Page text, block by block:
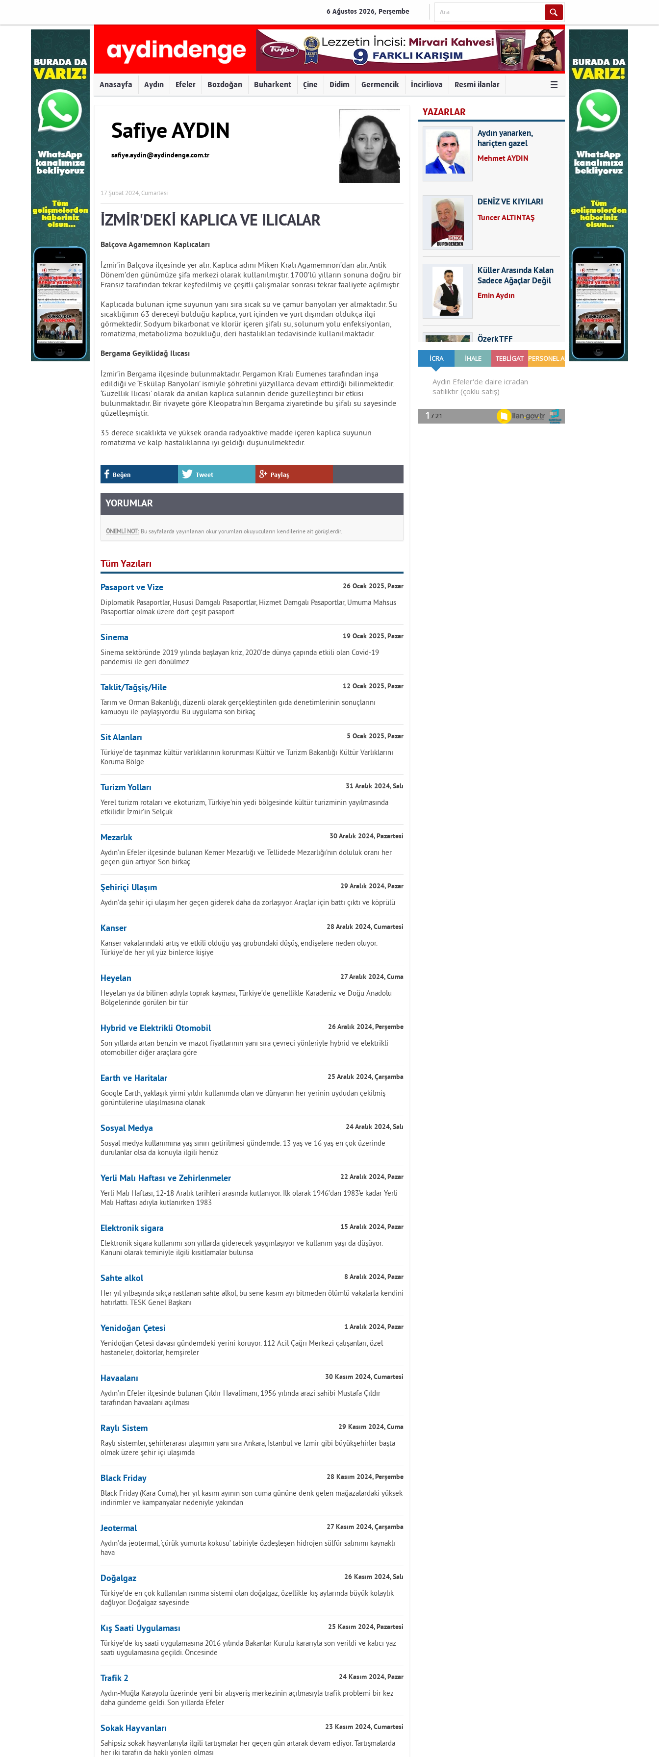
6 Ağustos 2026, Perşembe
Anasayfa Aydın Efeler Bozdoğan Buharkent Çine Didim Germencik İncirliova Resmi ilanlar
Safiye AYDIN
safiye.aydin@aydindenge.com.tr
17 Şubat 2024, Cumartesi
İZMİR'DEKİ KAPLICA VE ILICALAR
Balçova Agamemnon Kaplıcaları
İzmir’in Balçova ilçesinde yer alır. Kaplıca adını Miken Kralı Agamemnon’dan alır. Antik
Dönem’den günümüze şifa merkezi olarak kullanılmıştır. 1700’lü yılların sonuna doğru bir
Fransız tarafından tekrar keşfedilmiş ve çeşitli çalışmalar sonrası tekrar faaliyete açılmıştır.
Kaplıcada bulunan içme suyunun yanı sıra sıcak su ve çamur banyoları yer almaktadır. Su
sıcaklığının 63 dereceyi bulduğu kaplıca, yurt içinden ve yurt dışından oldukça ilgi
görmektedir. Sodyum bikarbonat ve klorür içeren şifalı su, solunum yolu enfeksiyonları,
romatizma, metabolizma bozukluğu, deri hastalıkları tedavisinde kullanılmaktadır.
Bergama Geyiklidağ Ilıcası
İzmir’in Bergama ilçesinde bulunmaktadır. Pergamon Kralı Eumenes tarafından inşa
edildiği ve ‘Eskülap Banyoları’ ismiyle şöhretini yüzyıllarca devam ettirdiği bilinmektedir.
‘Güzellik Ilıcası’ olarak da anılan kaplıca sularının deride güzelleştirici bir etkisi
bulunmaktadır. Bir rivayete göre Kleopatra’nın Bergama ziyaretinde bu şifalı su sayesinde
güzelleşmiştir.
35 derece sıcaklıkta ve yüksek oranda radyoaktive madde içeren kaplıca suyunun
romatizma ve kalp hastalıklarına iyi geldiği düşünülmektedir.
Beğen Tweet Paylaş
YORUMLAR
ÖNEMLİ NOT: Bu sayfalarda yayınlanan okur yorumları okuyucuların kendilerine ait görüşlerdir.
Tüm Yazıları
Pasaport ve Vize 26 Ocak 2025, Pazar
Diplomatik Pasaportlar, Hususi Damgalı Pasaportlar, Hizmet Damgalı Pasaportlar, Umuma Mahsus
Pasaportlar olmak üzere dört çeşit pasaport
Sinema 19 Ocak 2025, Pazar
Sinema sektöründe 2019 yılında başlayan kriz, 2020’de dünya çapında etkili olan Covid-19
pandemisi ile geri dönülmez
Taklit/Tağşiş/Hile 12 Ocak 2025, Pazar
Tarım ve Orman Bakanlığı, düzenli olarak gerçekleştirilen gıda denetimlerinin sonuçlarını
kamuoyu ile paylaşıyordu. Bu uygulama son birkaç
Sit Alanları 5 Ocak 2025, Pazar
Türkiye’de taşınmaz kültür varlıklarının korunması Kültür ve Turizm Bakanlığı Kültür Varlıklarını
Koruma Bölge
Turizm Yolları 31 Aralık 2024, Salı
Yerel turizm rotaları ve ekoturizm, Türkiye’nin yedi bölgesinde kültür turizminin yayılmasında
etkilidir. İzmir’in Selçuk
Mezarlık 30 Aralık 2024, Pazartesi
Aydın’ın Efeler ilçesinde bulunan Kemer Mezarlığı ve Tellidede Mezarlığı’nın doluluk oranı her
geçen gün artıyor. Son birkaç
Şehiriçi Ulaşım 29 Aralık 2024, Pazar
Aydın’da şehir içi ulaşım her geçen giderek daha da zorlaşıyor. Araçlar için battı çıktı ve köprülü
Kanser 28 Aralık 2024, Cumartesi
Kanser vakalarındaki artış ve etkili olduğu yaş grubundaki düşüş, endişelere neden oluyor.
Türkiye’de her yıl yüz binlerce kişiye
Heyelan 27 Aralık 2024, Cuma
Heyelan ya da bilinen adıyla toprak kayması, Türkiye’de genellikle Karadeniz ve Doğu Anadolu
Bölgelerinde görülen bir tür
Hybrid ve Elektrikli Otomobil 26 Aralık 2024, Perşembe
Son yıllarda artan benzin ve mazot fiyatlarının yanı sıra çevreci yönleriyle hybrid ve elektrikli
otomobiller diğer araçlara göre
Earth ve Haritalar 25 Aralık 2024, Çarşamba
Google Earth, yaklaşık yirmi yıldır kullanımda olan ve dünyanın her yerinin uydudan çekilmiş
görüntülerine ulaşılmasına olanak
Sosyal Medya 24 Aralık 2024, Salı
Sosyal medya kullanımına yaş sınırı getirilmesi gündemde. 13 yaş ve 16 yaş en çok üzerinde
durulanlar olsa da konuyla ilgili henüz
Yerli Malı Haftası ve Zehirlenmeler 22 Aralık 2024, Pazar
Yerli Malı Haftası, 12-18 Aralık tarihleri arasında kutlanıyor. İlk olarak 1946’dan 1983’e kadar Yerli
Malı Haftası adıyla kutlanırken 1983
Elektronik sigara 15 Aralık 2024, Pazar
Elektronik sigara kullanımı son yıllarda giderecek yaygınlaşıyor ve kullanım yaşı da düşüyor.
Kanuni olarak teminiyle ilgili kısıtlamalar bulunsa
Sahte alkol 8 Aralık 2024, Pazar
Her yıl yılbaşında sıkça rastlanan sahte alkol, bu sene kasım ayı bitmeden ölümlü vakalarla kendini
hatırlattı. TESK Genel Başkanı
Yenidoğan Çetesi 1 Aralık 2024, Pazar
Yenidoğan Çetesi davası gündemdeki yerini koruyor. 112 Acil Çağrı Merkezi çalışanları, özel
hastaneler, doktorlar, hemşireler
Havaalanı 30 Kasım 2024, Cumartesi
Aydın’ın Efeler ilçesinde bulunan Çıldır Havalimanı, 1956 yılında arazi sahibi Mustafa Çıldır
tarafından havaalanı açılması
Raylı Sistem 29 Kasım 2024, Cuma
Raylı sistemler, şehirlerarası ulaşımın yanı sıra Ankara, İstanbul ve İzmir gibi büyükşehirler başta
olmak üzere şehir içi ulaşımda
Black Friday 28 Kasım 2024, Perşembe
Black Friday (Kara Cuma), her yıl kasım ayının son cuma gününe denk gelen mağazalardaki yüksek
indirimler ve kampanyalar nedeniyle yakından
Jeotermal 27 Kasım 2024, Çarşamba
Aydın’da jeotermal, ‘çürük yumurta kokusu’ tabiriyle özdeşleşen hidrojen sülfür salınımı kaynaklı
hava
Doğalgaz 26 Kasım 2024, Salı
Türkiye’de en çok kullanılan ısınma sistemi olan doğalgaz, özellikle kış aylarında büyük kolaylık
dağlıyor. Doğalgaz sayesinde
Kış Saati Uygulaması 25 Kasım 2024, Pazartesi
Türkiye’de kış saati uygulamasına 2016 yılında Bakanlar Kurulu kararıyla son verildi ve kalıcı yaz
saati uygulamasına geçildi. Öncesinde
Trafik 2 24 Kasım 2024, Pazar
Aydın-Muğla Karayolu üzerinde yeni bir alışveriş merkezinin açılmasıyla trafik problemi bir kez
daha gündeme geldi. Son yıllarda Efeler
Sokak Hayvanları 23 Kasım 2024, Cumartesi
Sahipsiz sokak hayvanlarıyla ilgili tartışmalar her geçen gün artarak devam ediyor. Tartışmalarda
her iki tarafın da haklı yönleri olması
YAZARLAR
Aydın yanarken,
hariçten gazel
okuyarak kalpleri de
Mehmet AYDIN
DENİZ VE KIYILARI
Tuncer ALTINTAŞ
Küller Arasında Kalan
Sadece Ağaçlar Değil
Emin Aydın
Özerk TFF
Furkan SARICA
GÜNDEMDE NELER
OLMALI?